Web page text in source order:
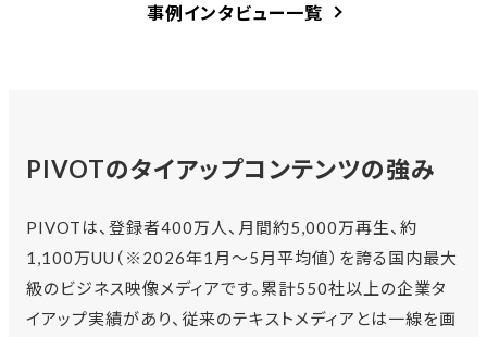
事例インタビュー一覧
PIVOTのタイアップコンテンツの強み
PIVOTは、登録者400万人、月間約5,000万再生、約
1,100万UU（※2026年1月〜5月平均値）を誇る国内最大
級のビジネス映像メディアです。累計550社以上の企業タ
イアップ実績があり、従来のテキストメディアとは一線を画